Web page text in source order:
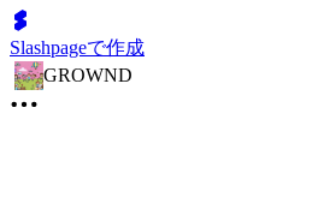
Slashpageで作成
GROWND